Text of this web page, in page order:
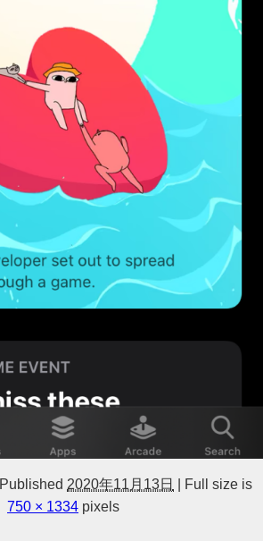
Published 2020年11月13日
Full size is
750 × 1334 pixels